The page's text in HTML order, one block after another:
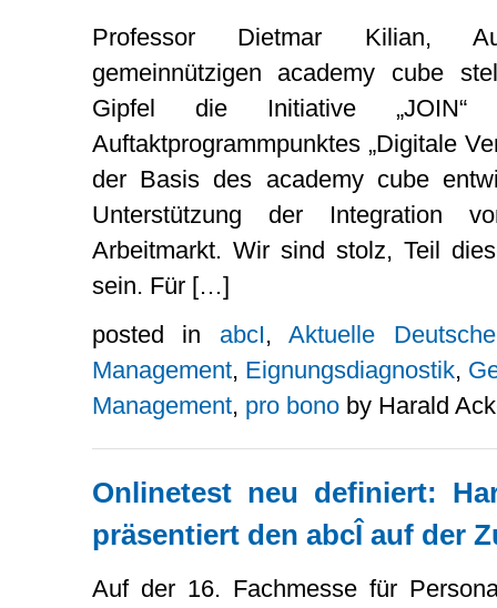
Professor Dietmar Kilian,
gemeinnützigen academy cube
Gipfel die Initiative
Auftaktprogrammpunktes „Digitale
der Basis des academy cube
Unterstützung der Integration
Arbeitmarkt. Wir sind stolz, Teil
sein. Für […]
posted in abcI,Aktuelle
Management, Eignungsdiagnostik,
Management, pro bonoby Harald
Onlinetest neu definiert:
präsentiert den abcÎ auf der
Auf der 16. Fachmesse für